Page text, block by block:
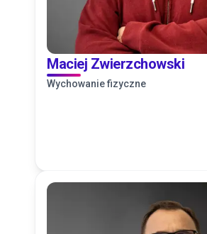
Maciej Zwierzchowski
Wychowanie fizyczne